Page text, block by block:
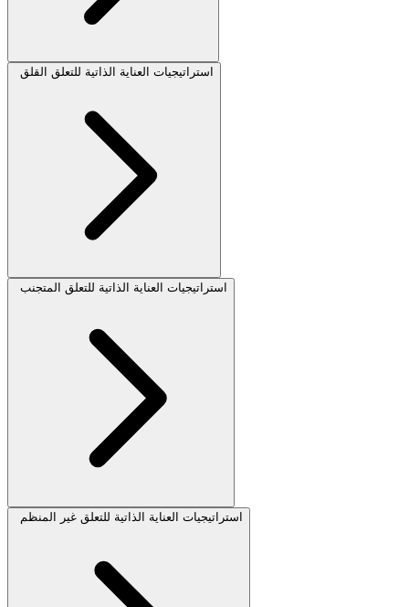
استراتيجيات العناية الذاتية للتعلق القلق
استراتيجيات العناية الذاتية للتعلق المتجنب
استراتيجيات العناية الذاتية للتعلق غير المنظم